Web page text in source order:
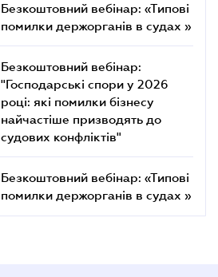
Безкоштовний вебінар: «Типові
помилки держорганів в судах »
Безкоштовний вебінар:
"Господарські спори у 2026
році: які помилки бізнесу
найчастіше призводять до
судових конфліктів"
Безкоштовний вебінар: «Типові
помилки держорганів в судах »